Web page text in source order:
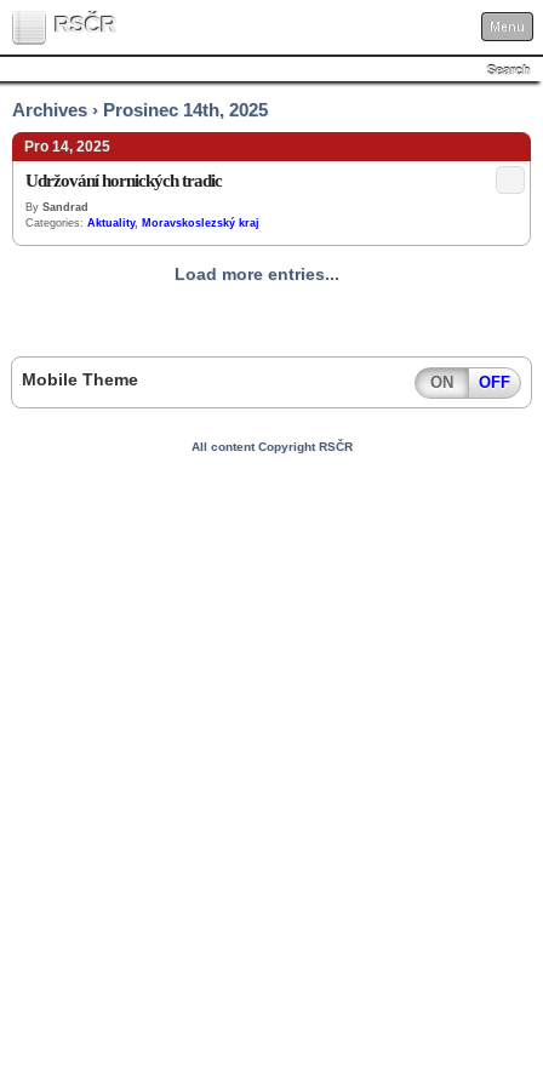
RSČR Menu
Search
Archives › Prosinec 14th, 2025
Pro 14, 2025
Udržování hornických tradic
By Sandrad
Categories: Aktuality, Moravskoslezský kraj
Load more entries...
Mobile Theme ON OFF
All content Copyright RSČR